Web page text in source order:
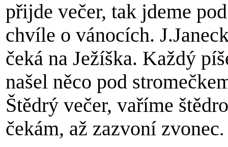
přijde večer, tak jdeme
chvíle o vánocích.
čeká na Ježíška. Každý
našel něco pod
Štědrý večer, vaříme
čekám, až zazvoní zvonec.